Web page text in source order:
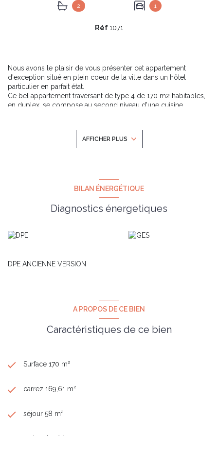
2 1
Réf1071
Nous avons le plaisir de vous présenter cet appartement
d'exception situé en plein coeur de la ville dans un hôtel
particulier en parfait état.
Ce bel appartement traversant de type 4 de 170 m2 habitables,
en duplex, se compose au second niveau d'une cuisine
de plus de 17 m2 bénéficiant d'une superbe vue dégagée sur
les Augustins et les toits toulousains.
wc), deux chambres, une salle de bains, une buanderie et un wc
Atout supplémentaire de ce bien unique, un grand garage
individuel fermé danns la cour de l'immeuble.
A découvrir sans tarder.
AFFICHER PLUS
BILAN ÉNERGÉTIQUE
Diagnostics énergetiques
DPE ANCIENNE VERSION
A PROPOS DE CE BIEN
Caractéristiques de ce bien
Surface 170 m²
carrez 169,61 m²
séjour 58 m²
3 chambre(s)